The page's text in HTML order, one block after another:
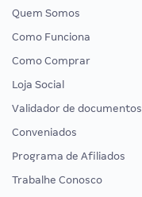
Quem Somos
Como Funciona
Como Comprar
Loja Social
Validador de documentos
Conveniados
Programa de Afiliados
Trabalhe Conosco